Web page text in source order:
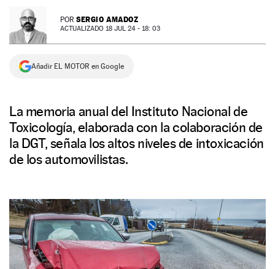
NEWSLETTER POR SERGIO AMADOZ
ACTUALIZADO 18 JUL 24 - 18: 03
Añadir EL MOTOR en Google
La memoria anual del Instituto Nacional de
Toxicología, elaborada con la colaboración de
la DGT, señala los altos niveles de intoxicación
de los automovilistas.